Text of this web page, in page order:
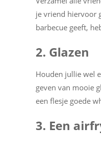
je vriend hiervoor
barbecue geeft,
2. Glazen
Houden jullie wel
geven van mooie
een flesje goede
3. Een